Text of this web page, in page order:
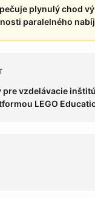
plynulý chod
paralelného
pre vzdelávacie
LEGO